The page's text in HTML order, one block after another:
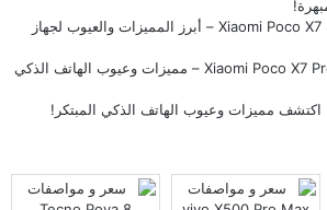
استكشف سعر ومواصفات Xiaomi Poco X7 – أبرز المميزات والعيوب لجهاز
اكتشف سعر ومواصفات Xiaomi Poco X7 Pro – مميزات وعيوب الهاتف الذكي